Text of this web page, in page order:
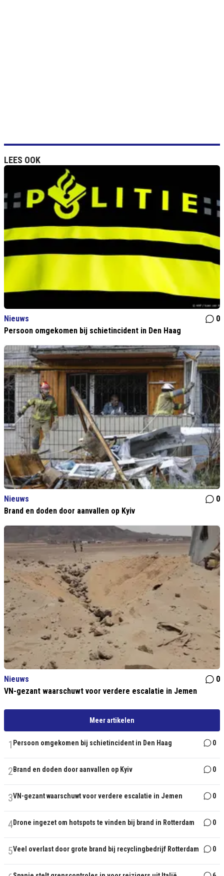
LEES OOK
Nieuws
0
Persoon omgekomen bij schietincident in Den Haag
Nieuws
0
Brand en doden door aanvallen op Kyiv
Nieuws
0
VN-gezant waarschuwt voor verdere escalatie in Jemen
Meer artikelen
1 Persoon omgekomen bij schietincident in Den Haag 0
2 Brand en doden door aanvallen op Kyiv 0
3VN-gezant waarschuwt voor verdere escalatie in Jemen 0
4Drone ingezet om hotspots te vinden bij brand in Rotterdam 0
5Veel overlast door grote brand bij recyclingbedrijf Rotterdam 0